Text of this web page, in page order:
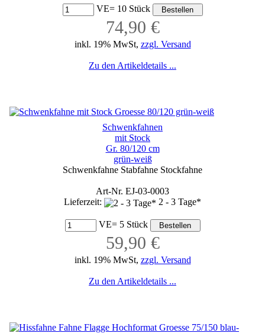
VE= 10 Stück
74,90 €
inkl. 19% MwSt, zzgl. Versand
Zu den Artikeldetails ...
Schwenkfahnen
mit Stock
Gr. 80/120 cm
grün-weiß
Schwenkfahne Stabfahne Stockfahne
Art-Nr. EJ-03-0003
Lieferzeit:
2 - 3 Tage*
VE= 5 Stück
59,90 €
inkl. 19% MwSt, zzgl. Versand
Zu den Artikeldetails ...